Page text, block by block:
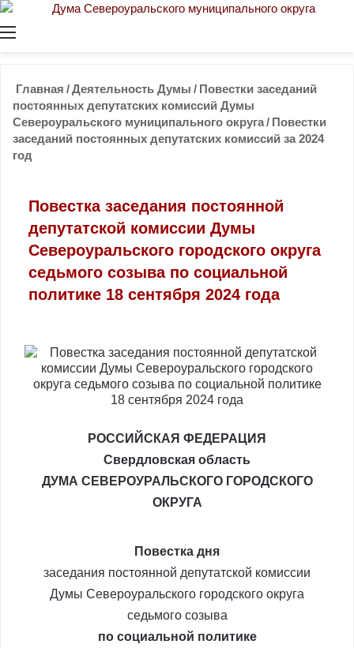
Главная /Деятельность Думы / Повестки заседаний
постоянных депутатских комиссий Думы
Североуральского муниципального округа/ Повестки
заседаний постоянных депутатских комиссий за 2024
год
Повестка заседания постоянной
депутатской комиссии Думы
Североуральского городского округа
седьмого созыва по социальной
политике 18 сентября 2024 года
РОССИЙСКАЯ ФЕДЕРАЦИЯ
Свердловская область
ДУМА СЕВЕРОУРАЛЬСКОГО ГОРОДСКОГО
ОКРУГА
Повестка дня
заседания постоянной депутатской комиссии
Думы Североуральского городского округа
седьмого созыва
по социальной политике